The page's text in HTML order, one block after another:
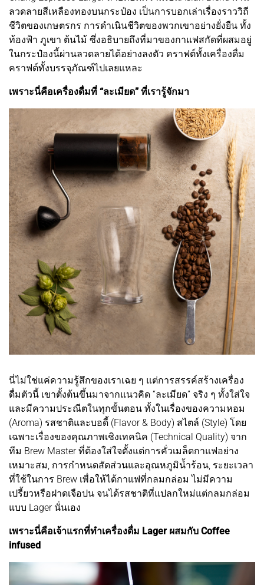
ลวดลายสีเหลืองทองบนกระป๋อง เป็นการบอกเล่าเรื่องราววิถี
ชีวิตของเกษตรกร การดำเนินชีวิตของพวกเขาอย่างยั่งยืน ทั้ง
ท้องฟ้า ภูเขา ต้นไม้ ซึ่งอธิบายถึงที่มาของกาแฟสกัดที่ผสมอยู่
ในกระป๋องนี้ผ่านลวดลายได้อย่างลงตัว คราฟต์ทั้งเครื่องดื่ม
คราฟต์ทั้งบรรจุภัณฑ์ไปเลยแหละ
เพราะนี่คือเครื่องดื่มที่ “ละเมียด” ที่เรารู้จักมา
นี่ไม่ใช่แค่ความรู้สึกของเราเฉย ๆ แต่การสรรค์สร้างเครื่อง
ดื่มตัวนี้ เขาตั้งต้นขึ้นมาจากแนวคิด “ละเมียด” จริง ๆ ทั้งใส่ใจ
และมีความประณีตในทุกขั้นตอน ทั้งในเรื่องของความหอม
(Aroma) รสชาติและบอดี้ (Flavor & Body) สไตล์ (Style) โดย
เฉพาะเรื่องของคุณภาพเชิงเทคนิค (Technical Quality) จาก
ทีม Brew Master ที่ต้องใส่ใจตั้งแต่การคั่วเมล็ดกาแฟอย่าง
เหมาะสม, การกำหนดสัดส่วนและอุณหภูมิน้ำร้อน, ระยะเวลา
ที่ใช้ในการ Brew เพื่อให้ได้กาแฟที่กลมกล่อม ไม่มีความ
เปรี้ยวหรือฝาดเจือปน จนได้รสชาติที่แปลกใหม่แต่กลมกล่อม
แบบ Lager นั่นเอง
เพราะนี่คือเจ้าแรกที่ทำเครื่องดื่ม Lager ผสมกับ Coffee
infused